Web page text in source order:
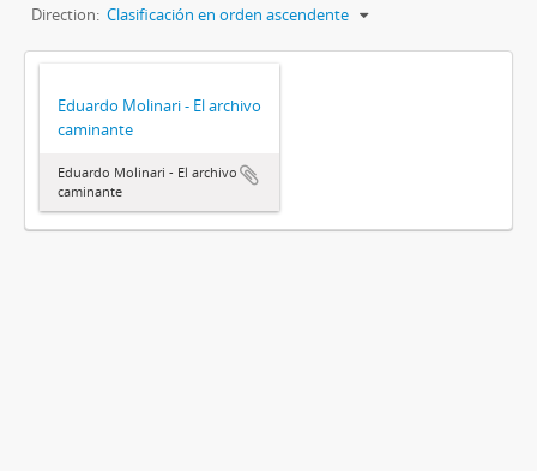
Direction: Clasificación en orden ascendente
Eduardo Molinari - El archivo
caminante
Eduardo Molinari - El archivo
caminante